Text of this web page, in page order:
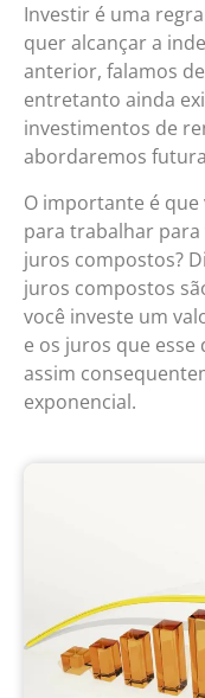
Investir é uma
quer alcançar a
anterior, falamos
entretanto ainda
investimentos de
abordaremos
O importante é
para trabalhar para
juros compostos?
juros compostos
você investe um
e os juros que
assim
exponencial.